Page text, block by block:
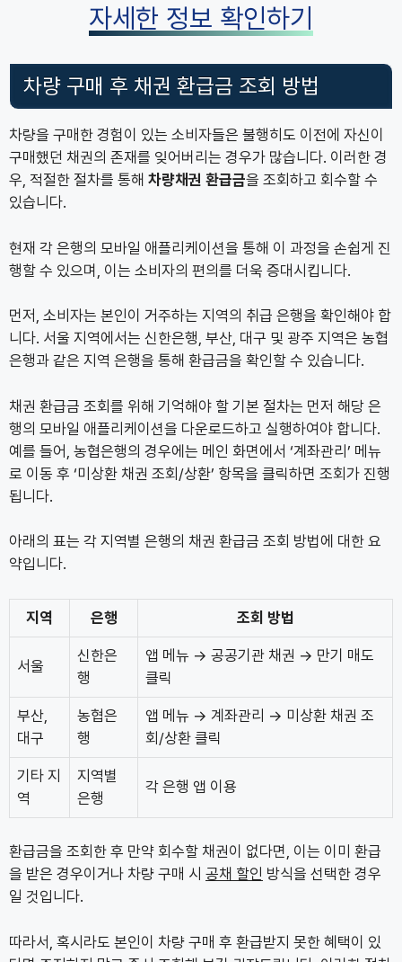
자세한 정보 확인하기
차량 구매 후 채권 환급금 조회 방법
차량을 구매한 경험이 있는 소비자들은 불행히도 이전에 자신이
구매했던 채권의 존재를 잊어버리는 경우가 많습니다. 이러한 경
우, 적절한 절차를 통해 차량채권 환급금을 조회하고 회수할 수
있습니다.
현재 각 은행의 모바일 애플리케이션을 통해 이 과정을 손쉽게 진
행할 수 있으며, 이는 소비자의 편의를 더욱 증대시킵니다.
먼저, 소비자는 본인이 거주하는 지역의 취급 은행을 확인해야 합
니다. 서울 지역에서는 신한은행, 부산, 대구 및 광주 지역은 농협
은행과 같은 지역 은행을 통해 환급금을 확인할 수 있습니다.
채권 환급금 조회를 위해 기억해야 할 기본 절차는 먼저 해당 은
행의 모바일 애플리케이션을 다운로드하고 실행하여야 합니다.
예를 들어, 농협은행의 경우에는 메인 화면에서 ‘계좌관리’ 메뉴
로 이동 후 ‘미상환 채권 조회/상환’ 항목을 클릭하면 조회가 진행
됩니다.
아래의 표는 각 지역별 은행의 채권 환급금 조회 방법에 대한 요
약입니다.
지역 은행 조회 방법
서울
신한은
행
앱 메뉴 → 공공기관 채권 → 만기 매도
클릭
부산,
대구
농협은
행
앱 메뉴 → 계좌관리 → 미상환 채권 조
회/상환 클릭
기타 지
역
지역별
은행
각 은행 앱 이용
환급금을 조회한 후 만약 회수할 채권이 없다면, 이는 이미 환급
을 받은 경우이거나 차량 구매 시 공채 할인 방식을 선택한 경우
일 것입니다.
따라서, 혹시라도 본인이 차량 구매 후 환급받지 못한 혜택이 있